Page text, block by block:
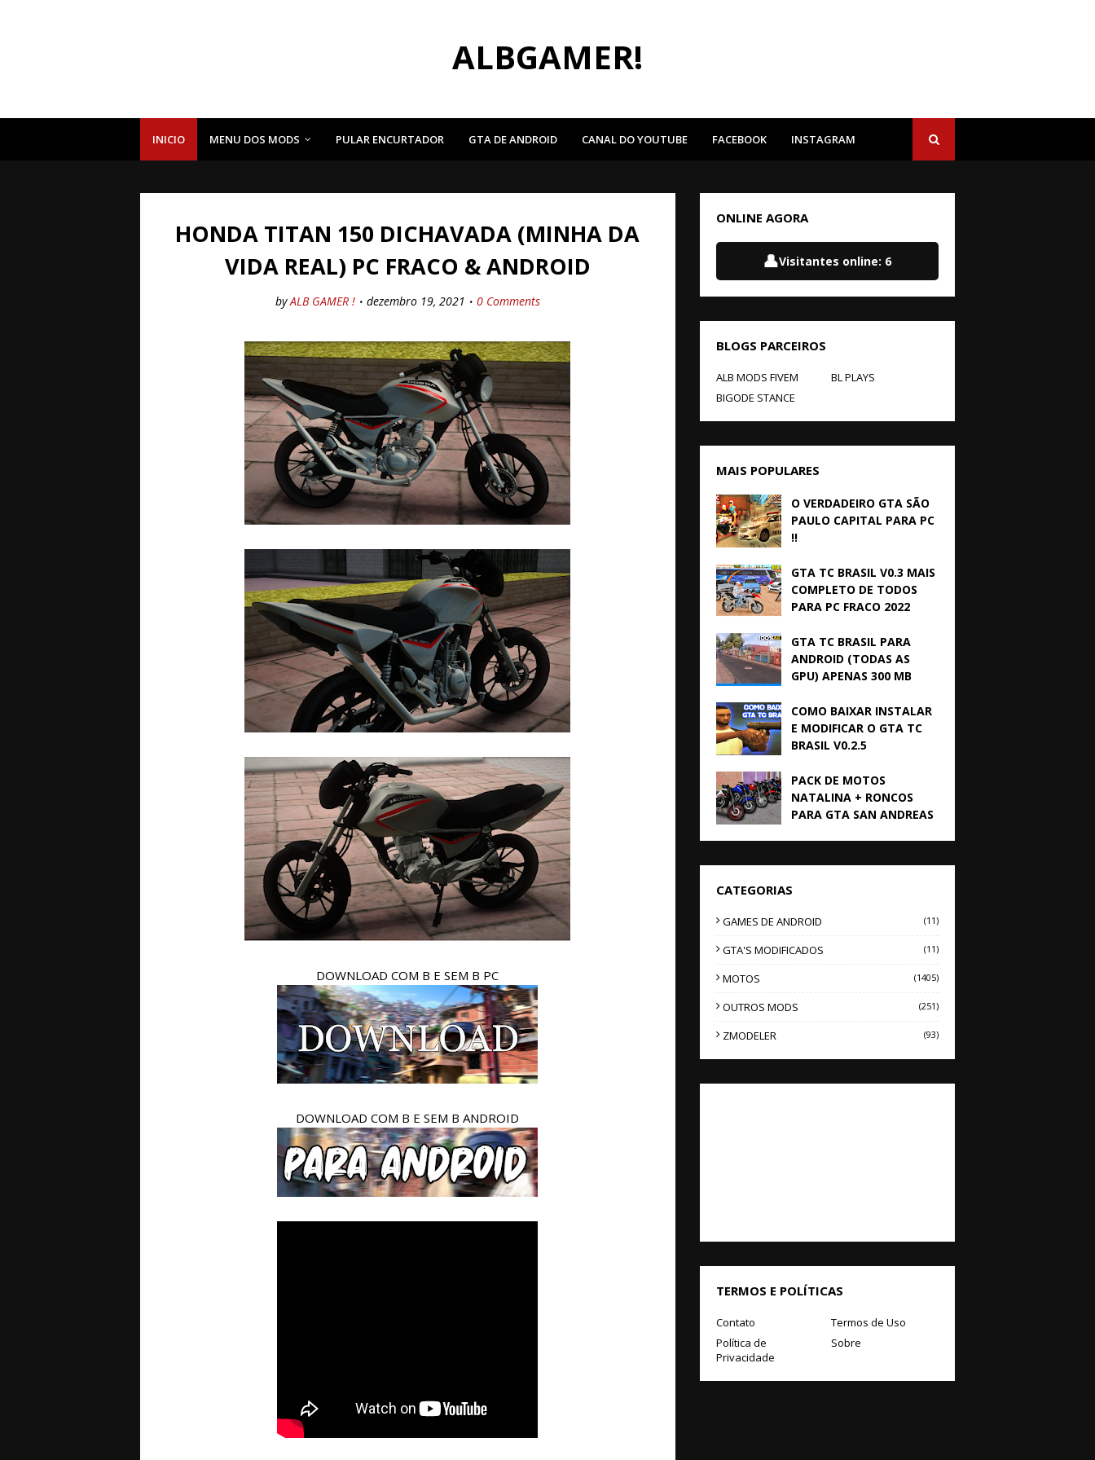
ALBGAMER!
INICIO MENU DOS MODS PULAR ENCURTADOR GTA DE ANDROID CANAL DO YOUTUBE FACEBOOK INSTAGRAM
HONDA TITAN 150 DICHAVADA (MINHA DA
VIDA REAL) PC FRACO & ANDROID
by ALB GAMER ! dezembro 19, 2021 0 Comments
DOWNLOAD COM B E SEM B PC
DOWNLOAD COM B E SEM B ANDROID
ONLINE AGORA
👤Visitantes online: 6
BLOGS PARCEIROS
ALB MODS FIVEM
BL PLAYS
BIGODE STANCE
MAIS POPULARES
O VERDADEIRO GTA SÃO
PAULO CAPITAL PARA PC
!!
GTA TC BRASIL V0.3 MAIS
COMPLETO DE TODOS
PARA PC FRACO 2022
GTA TC BRASIL PARA
ANDROID (TODAS AS
GPU) APENAS 300 MB
COMO BAIXAR INSTALAR
E MODIFICAR O GTA TC
BRASIL V0.2.5
PACK DE MOTOS
NATALINA + RONCOS
PARA GTA SAN ANDREAS
CATEGORIAS
GAMES DE ANDROID (11)
GTA'S MODIFICADOS (11)
MOTOS (1405)
OUTROS MODS (251)
ZMODELER (93)
TERMOS E POLÍTICAS
Contato
Termos de Uso
Política de
Privacidade
Sobre